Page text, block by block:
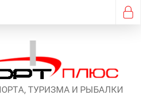
ТУРИЗМА И РЫБАЛКИ